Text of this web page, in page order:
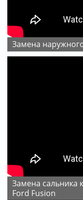
Замена
Замена сальника коробки правого привода на
Ford Fusion